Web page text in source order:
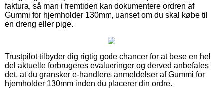
faktura, så man i fremtiden kan dokumentere ordren af
Gummi for hjemholder 130mm, uanset om du skal købe til
en dreng eller pige.
Trustpilot tilbyder dig rigtig gode chancer for at bese en hel
del aktuelle forbrugeres evalueringer og derved anbefales
det, at du gransker e-handlens anmeldelser af Gummi for
hjemholder 130mm inden du placerer din ordre.